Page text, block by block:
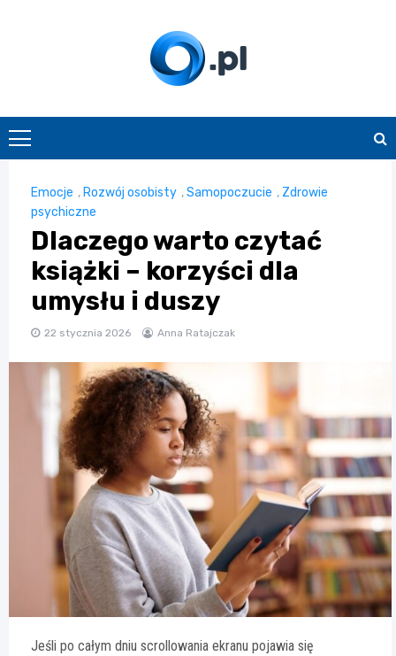
O.pl
Emocje , Rozwój osobisty ,Samopoczucie , Zdrowie
psychiczne
Dlaczego warto czytać
książki – korzyści dla
umysłu i duszy
22 stycznia 2026 Anna Ratajczak
Jeśli po całym dniu scrollowania ekranu pojawia się